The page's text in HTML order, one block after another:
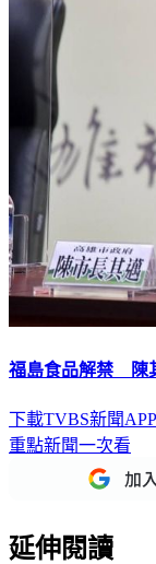
福島食品解禁 陳
下載TVBS新聞
重點新聞一次看
延伸閱讀